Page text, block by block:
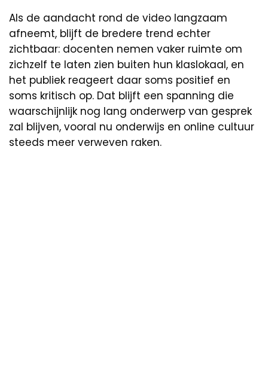
Als de aandacht rond de video langzaam
afneemt, blijft de bredere trend echter
zichtbaar: docenten nemen vaker ruimte om
zichzelf te laten zien buiten hun klaslokaal, en
het publiek reageert daar soms positief en
soms kritisch op. Dat blijft een spanning die
waarschijnlijk nog lang onderwerp van gesprek
zal blijven, vooral nu onderwijs en online cultuur
steeds meer verweven raken.